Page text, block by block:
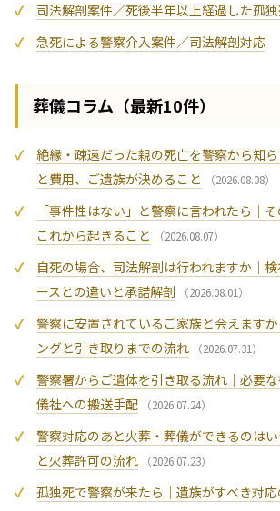
司法解剖案件／死後半年以上経過した孤
急死による警察介入案件／司法解剖対応
葬儀コラム（最新10件）
絶縁・疎遠だった親の死亡を警察から知
と費用、ご遺族が決めること
（2026.08.08）
「事件性はない」と警察に言われたら｜
これから起きること
（2026.08.07）
自死の場合、司法解剖は行われますか｜
ースとの違いと承諾解剖
（2026.08.01）
警察に安置されているご家族と会えます
ングと引き取りまでの流れ
（2026.07.31）
警察署からご遺体を引き取る流れ｜必要
儀社への搬送手配
（2026.07.24）
警察対応のあと火葬・葬儀ができるのは
と火葬許可の流れ
（2026.07.23）
孤独死で警察が来たら｜遺族がすべき対